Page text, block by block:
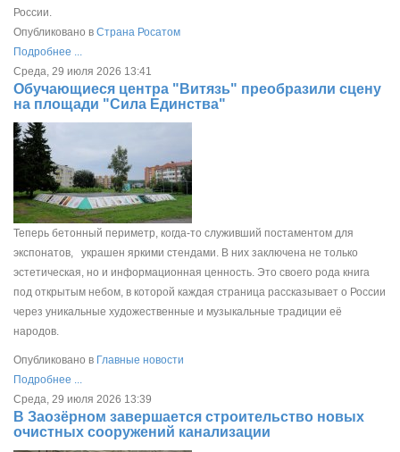
России.
Опубликовано в Страна Росатом
Подробнее ...
Среда, 29 июля 2026 13:41
Обучающиеся центра "Витязь" преобразили сцену
на площади "Сила Единства"
Теперь бетонный периметр, когда-то служивший постаментом для
экспонатов, украшен яркими стендами. В них заключена не только
эстетическая, но и информационная ценность. Это своего рода книга
под открытым небом, в которой каждая страница рассказывает о России
через уникальные художественные и музыкальные традиции её
народов.
Опубликовано в Главные новости
Подробнее ...
Среда, 29 июля 2026 13:39
В Заозёрном завершается строительство новых
очистных сооружений канализации